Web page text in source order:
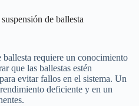
de ballesta
requiere un conocimiento
que las ballestas estén
evitar fallos en el sistema. Un
deficiente y en un